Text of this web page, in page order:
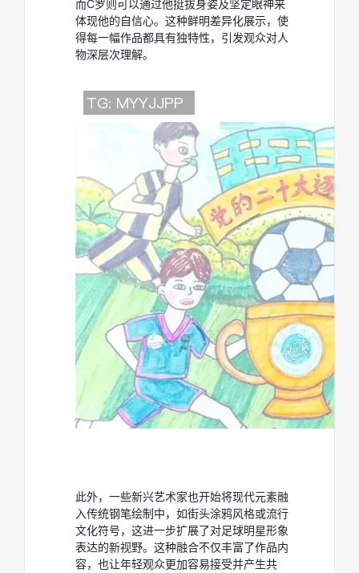
而C罗则可以通过他挺拔身姿及坚定眼神来
体现他的自信心。这种鲜明差异化展示，使
得每一幅作品都具有独特性，引发观众对人
物深层次理解。
此外，一些新兴艺术家也开始将现代元素融
入传统钢笔绘制中，如街头涂鸦风格或流行
文化符号，这进一步扩展了对足球明星形象
表达的新视野。这种融合不仅丰富了作品内
容，也让年轻观众更加容易接受并产生共